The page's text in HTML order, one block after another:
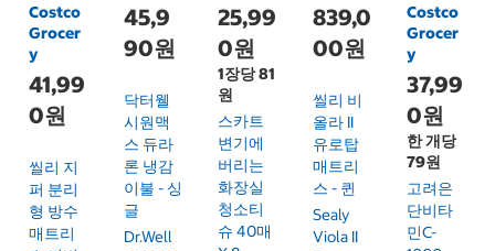
Costco
Grocer
y
41,99
0원
씰리 지
퍼 분리
형 방수
매트리
45,9
90원
닥터웰
시원맥
스 듀라
론 냉감
이불 - 싱
글
Dr.Well
25,99
0원
1장당 81
원
스카트
변기에
버리는
화장실
청소티
슈 40매
839,0
00원
씰리 비
올라 II
유로탑
매트리
스 - 퀸
Sealy
Viola II
Costco
Grocer
y
37,99
0원
한 개당
79원
고려은
단비타
민C-